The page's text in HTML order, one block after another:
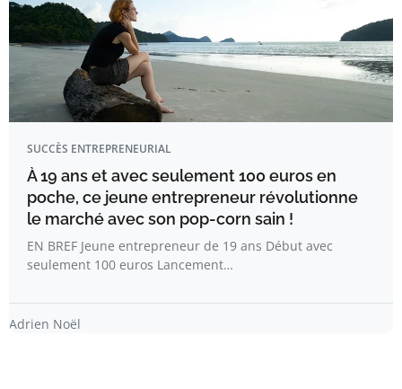
SUCCÈS ENTREPRENEURIAL
À 19 ans et avec seulement 100 euros en
poche, ce jeune entrepreneur révolutionne
le marché avec son pop-corn sain !
EN BREF Jeune entrepreneur de 19 ans Début avec
seulement 100 euros Lancement…
Adrien Noël